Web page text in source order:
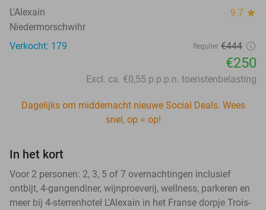
L'Alexain 9.7 star
Niedermorschwihr
Verkocht: 179
Regulier €444
€250
Excl. ca. €0,55 p.p.p.n. toeristenbelasting
Dagelijks om middernacht nieuwe Social Deals. Wees
snel, op = op!
In het kort
Voor 2 personen: 2, 3, 5 of 7 overnachtingen inclusief
ontbijt, 4-gangendiner, wijnproeverij, wellness, parkeren en
meer bij 4-sterrenhotel L'Alexain in het Franse dorpje Trois-